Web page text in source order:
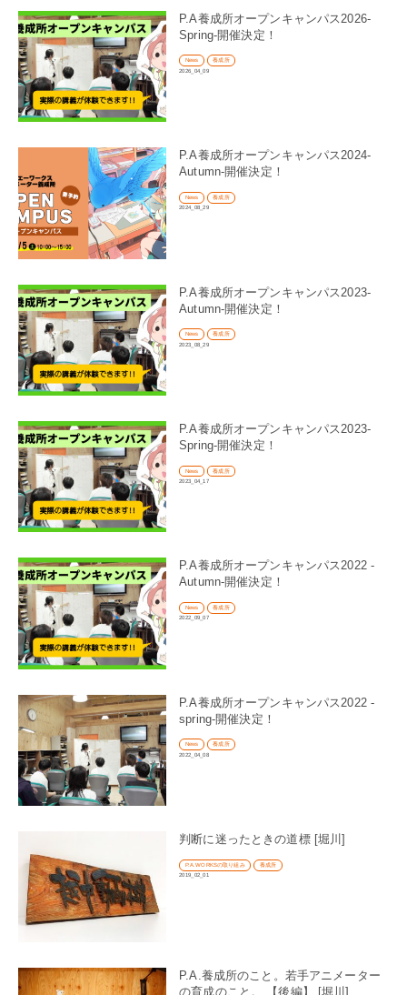
P.A養成所オープンキャンパス2026-
Spring-開催決定！
News
養成所
2026_04_09
P.A養成所オープンキャンパス2024-
Autumn-開催決定！
News
養成所
2024_08_29
P.A養成所オープンキャンパス2023-
Autumn-開催決定！
News
養成所
2023_08_29
P.A養成所オープンキャンパス2023-
Spring-開催決定！
News
養成所
2023_04_17
P.A養成所オープンキャンパス2022 -
Autumn-開催決定！
News
養成所
2022_09_07
P.A養成所オープンキャンパス2022 -
spring-開催決定！
News
養成所
2022_04_08
判断に迷ったときの道標 [堀川]
P.A.WORKSの取り組み
養成所
2019_02_01
P.A.養成所のこと。若手アニメーター